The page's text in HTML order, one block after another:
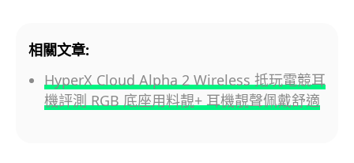
相關文章:
HyperX Cloud Alpha 2 Wireless 抵玩電競耳
機評測 RGB 底座用料靚+ 耳機靚聲佩戴舒適